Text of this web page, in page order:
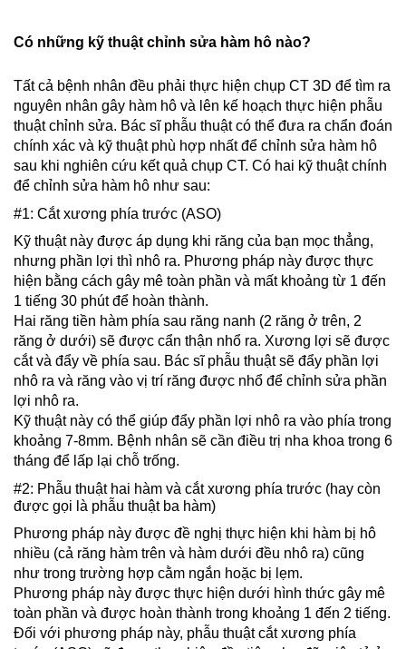
Có những kỹ thuật chỉnh sửa hàm hô nào?
Tất cả bệnh nhân đều phải thực hiện chụp CT 3D để tìm ra
nguyên nhân gây hàm hô và lên kế hoạch thực hiện phẫu
thuật chỉnh sửa. Bác sĩ phẫu thuật có thể đưa ra chẩn đoán
chính xác và kỹ thuật phù hợp nhất để chỉnh sửa hàm hô
sau khi nghiên cứu kết quả chụp CT. Có hai kỹ thuật chính
để chỉnh sửa hàm hô như sau:
#1: Cắt xương phía trước (ASO)
Kỹ thuật này được áp dụng khi răng của bạn mọc thẳng,
nhưng phần lợi thì nhô ra. Phương pháp này được thực
hiện bằng cách gây mê toàn phần và mất khoảng từ 1 đến
1 tiếng 30 phút để hoàn thành.
Hai răng tiền hàm phía sau răng nanh (2 răng ở trên, 2
răng ở dưới) sẽ được cẩn thận nhổ ra. Xương lợi sẽ được
cắt và đẩy về phía sau. Bác sĩ phẫu thuật sẽ đẩy phần lợi
nhô ra và răng vào vị trí răng được nhổ để chỉnh sửa phần
lợi nhô ra.
Kỹ thuật này có thể giúp đẩy phần lợi nhô ra vào phía trong
khoảng 7-8mm. Bệnh nhân sẽ cần điều trị nha khoa trong 6
tháng để lấp lại chỗ trống.
#2: Phẫu thuật hai hàm và cắt xương phía trước (hay còn
được gọi là phẫu thuật ba hàm)
Phương pháp này được đề nghị thực hiện khi hàm bị hô
nhiều (cả răng hàm trên và hàm dưới đều nhô ra) cũng
như trong trường hợp cằm ngắn hoặc bị lẹm.
Phương pháp này được thực hiện dưới hình thức gây mê
toàn phần và được hoàn thành trong khoảng 1 đến 2 tiếng.
Đối với phương pháp này, phẫu thuật cắt xương phía